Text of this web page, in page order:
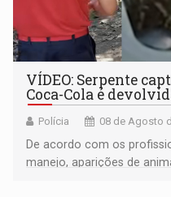
VÍDEO: Serpente
Coca-Cola é
Polícia 08 de Agosto
De acordo com os
manejo, aparições de